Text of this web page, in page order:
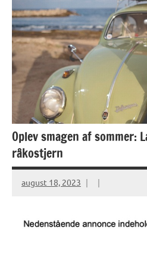
Oplev smagen af sommer:
råkostjern
august 18, 2023